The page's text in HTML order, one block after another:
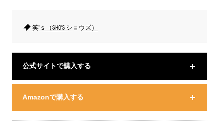
笑’ｓ（SHO'S ショウズ）
公式サイトで購入する
Amazonで購入する